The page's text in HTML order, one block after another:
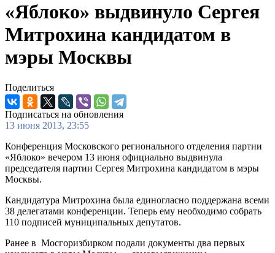
«Яблоко» выдвинуло Сергея
Митрохина кандидатом в
мэры Москвы
Поделиться
Подписаться на обновления
13 июня 2013, 23:55
Конференция Московского регионального отделения партии
«Яблоко» вечером 13 июня официально выдвинула
председателя партии Сергея Митрохина кандидатом в мэры
Москвы.
Кандидатура Митрохина была единогласно поддержана всеми
38 делегатами конференции. Теперь ему необходимо собрать
110 подписей муниципальных депутатов.
Ранее в Мосгоризбирком подали документы два первых